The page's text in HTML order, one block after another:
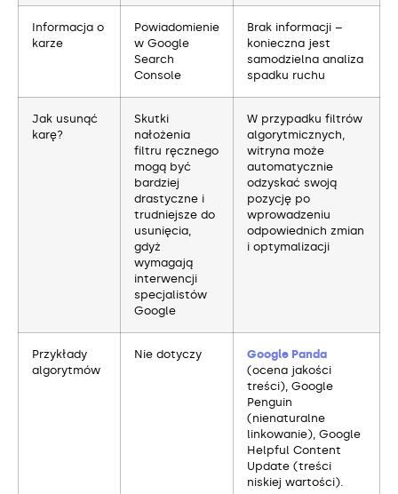
Informacja o
karze
Powiadomienie
w Google
Search
Console
Brak informacji –
konieczna jest
samodzielna analiza
spadku ruchu
Jak usunąć
karę?
Skutki
nałożenia
filtru ręcznego
mogą być
bardziej
drastyczne i
trudniejsze do
usunięcia,
gdyż
wymagają
interwencji
specjalistów
Google
W przypadku filtrów
algorytmicznych,
witryna może
automatycznie
odzyskać swoją
pozycję po
wprowadzeniu
odpowiednich zmian
i optymalizacji
Przykłady
algorytmów
Nie dotyczy
Google Panda
(ocena jakości
treści), Google
Penguin
(nienaturalne
linkowanie), Google
Helpful Content
Update (treści
niskiej wartości).